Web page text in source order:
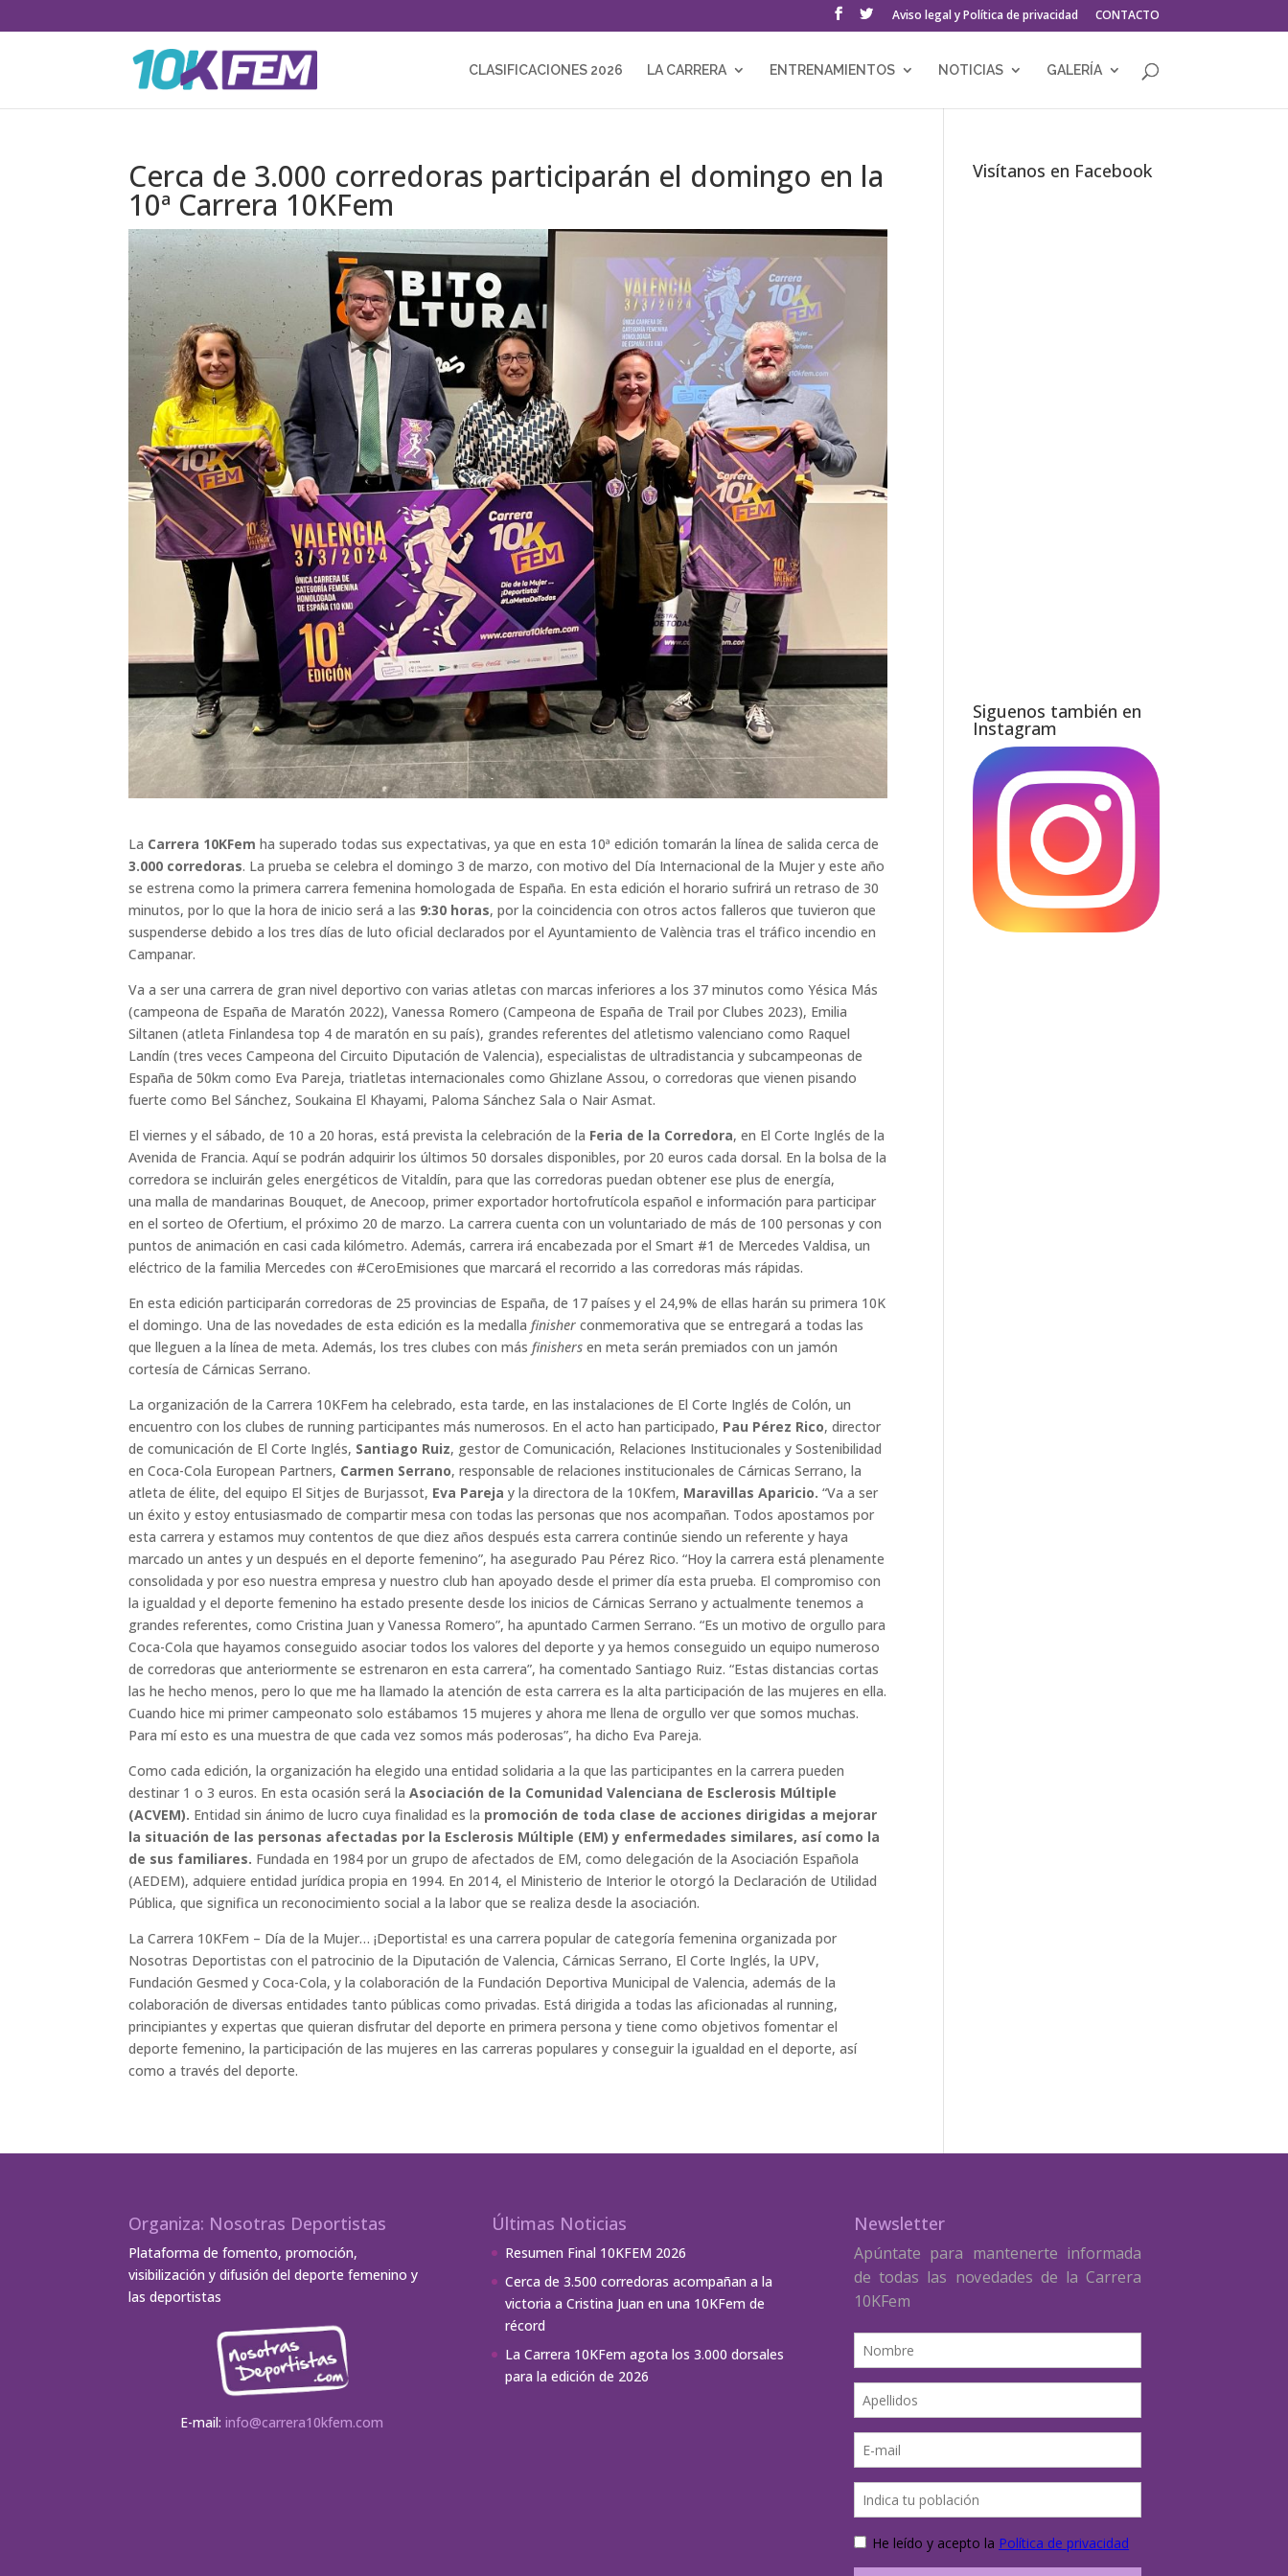
Aviso legal y Política de privacidad CONTACTO
CLASIFICACIONES 2026 LA CARRERA ENTRENAMIENTOS NOTICIAS GALERÍA
Cerca de 3.000 corredoras participarán el domingo en la
10ª Carrera 10KFem
La Carrera 10KFem ha superado todas sus expectativas, ya que en esta 10ª edición tomarán la línea de salida cerca de
3.000 corredoras. La prueba se celebra el domingo 3 de marzo, con motivo del Día Internacional de la Mujer y este año
se estrena como la primera carrera femenina homologada de España. En esta edición el horario sufrirá un retraso de 30
minutos, por lo que la hora de inicio será a las 9:30 horas, por la coincidencia con otros actos falleros que tuvieron que
suspenderse debido a los tres días de luto oficial declarados por el Ayuntamiento de València tras el tráfico incendio en
Campanar.
Va a ser una carrera de gran nivel deportivo con varias atletas con marcas inferiores a los 37 minutos como Yésica Más
(campeona de España de Maratón 2022), Vanessa Romero (Campeona de España de Trail por Clubes 2023), Emilia
Siltanen (atleta Finlandesa top 4 de maratón en su país), grandes referentes del atletismo valenciano como Raquel
Landín (tres veces Campeona del Circuito Diputación de Valencia), especialistas de ultradistancia y subcampeonas de
España de 50km como Eva Pareja, triatletas internacionales como Ghizlane Assou, o corredoras que vienen pisando
fuerte como Bel Sánchez, Soukaina El Khayami, Paloma Sánchez Sala o Nair Asmat.
El viernes y el sábado, de 10 a 20 horas, está prevista la celebración de la Feria de la Corredora, en El Corte Inglés de la
Avenida de Francia. Aquí se podrán adquirir los últimos 50 dorsales disponibles, por 20 euros cada dorsal. En la bolsa de la
corredora se incluirán geles energéticos de Vitaldín, para que las corredoras puedan obtener ese plus de energía,
una malla de mandarinas Bouquet, de Anecoop, primer exportador hortofrutícola español e información para participar
en el sorteo de Ofertium, el próximo 20 de marzo. La carrera cuenta con un voluntariado de más de 100 personas y con
puntos de animación en casi cada kilómetro. Además, carrera irá encabezada por el Smart #1 de Mercedes Valdisa, un
eléctrico de la familia Mercedes con #CeroEmisiones que marcará el recorrido a las corredoras más rápidas.
En esta edición participarán corredoras de 25 provincias de España, de 17 países y el 24,9% de ellas harán su primera 10K
el domingo. Una de las novedades de esta edición es la medalla finisher conmemorativa que se entregará a todas las
que lleguen a la línea de meta. Además, los tres clubes con más finishers en meta serán premiados con un jamón
cortesía de Cárnicas Serrano.
La organización de la Carrera 10KFem ha celebrado, esta tarde, en las instalaciones de El Corte Inglés de Colón, un
encuentro con los clubes de running participantes más numerosos. En el acto han participado, Pau Pérez Rico, director
de comunicación de El Corte Inglés, Santiago Ruiz, gestor de Comunicación, Relaciones Institucionales y Sostenibilidad
en Coca-Cola European Partners, Carmen Serrano, responsable de relaciones institucionales de Cárnicas Serrano, la
atleta de élite, del equipo El Sitjes de Burjassot, Eva Pareja y la directora de la 10Kfem, Maravillas Aparicio.“Va a ser
un éxito y estoy entusiasmado de compartir mesa con todas las personas que nos acompañan. Todos apostamos por
esta carrera y estamos muy contentos de que diez años después esta carrera continúe siendo un referente y haya
marcado un antes y un después en el deporte femenino”, ha asegurado Pau Pérez Rico. “Hoy la carrera está plenamente
consolidada y por eso nuestra empresa y nuestro club han apoyado desde el primer día esta prueba. El compromiso con
la igualdad y el deporte femenino ha estado presente desde los inicios de Cárnicas Serrano y actualmente tenemos a
grandes referentes, como Cristina Juan y Vanessa Romero”, ha apuntado Carmen Serrano. “Es un motivo de orgullo para
Coca-Cola que hayamos conseguido asociar todos los valores del deporte y ya hemos conseguido un equipo numeroso
de corredoras que anteriormente se estrenaron en esta carrera”, ha comentado Santiago Ruiz. “Estas distancias cortas
las he hecho menos, pero lo que me ha llamado la atención de esta carrera es la alta participación de las mujeres en ella.
Cuando hice mi primer campeonato solo estábamos 15 mujeres y ahora me llena de orgullo ver que somos muchas.
Para mí esto es una muestra de que cada vez somos más poderosas”, ha dicho Eva Pareja.
Como cada edición, la organización ha elegido una entidad solidaria a la que las participantes en la carrera pueden
destinar 1 o 3 euros. En esta ocasión será laAsociación de la Comunidad Valenciana de Esclerosis Múltiple
(ACVEM). Entidad sin ánimo de lucro cuya finalidad es la promoción de toda clase de acciones dirigidas a mejorar
la situación de las personas afectadas por la Esclerosis Múltiple (EM) y enfermedades similares, así como la
de sus familiares. Fundada en 1984 por un grupo de afectados de EM, como delegación de la Asociación Española
(AEDEM), adquiere entidad jurídica propia en 1994. En 2014, el Ministerio de Interior le otorgó la Declaración de Utilidad
Pública, que significa un reconocimiento social a la labor que se realiza desde la asociación.
La Carrera 10KFem – Día de la Mujer… ¡Deportista! es una carrera popular de categoría femenina organizada por
Nosotras Deportistas con el patrocinio de la Diputación de Valencia, Cárnicas Serrano, El Corte Inglés, la UPV,
Fundación Gesmed y Coca-Cola, y la colaboración de la Fundación Deportiva Municipal de Valencia, además de la
colaboración de diversas entidades tanto públicas como privadas. Está dirigida a todas las aficionadas al running,
principiantes y expertas que quieran disfrutar del deporte en primera persona y tiene como objetivos fomentar el
deporte femenino, la participación de las mujeres en las carreras populares y conseguir la igualdad en el deporte, así
como a través del deporte.
Visítanos en Facebook
Siguenos también en
Instagram
Organiza: Nosotras Deportistas
Plataforma de fomento, promoción,
visibilización y difusión del deporte femenino y
las deportistas
E-mail: info@carrera10kfem.com
Últimas Noticias
Resumen Final 10KFEM 2026
Cerca de 3.500 corredoras acompañan a la
victoria a Cristina Juan en una 10KFem de
récord
La Carrera 10KFem agota los 3.000 dorsales
para la edición de 2026
Newsletter